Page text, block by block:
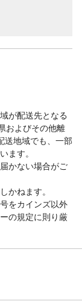
が配送先となる
およびその他離
送地域でも、一部
ます。
かない場合がご
かねます。
をカインズ以外
の規定に則り厳